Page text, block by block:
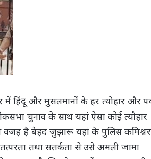
हिंदू और मुसलमानों के हर त्योहार और
चुनाव के साथ यहां ऐसा कोई त्यौहार
वजह है बेहद जुझारू यहां के पुलिस कमिश्नर
तथा सतर्कता से उसे अमली जामा